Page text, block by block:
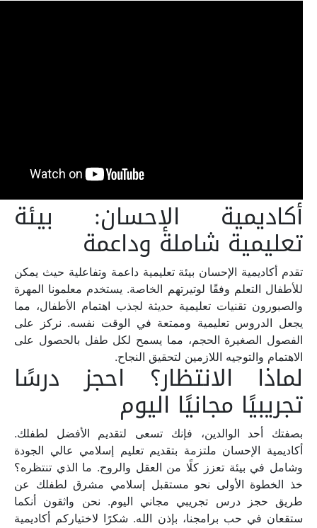
أكاديمية الإحسان: بيئة
تعليمية شاملة وداعمة
تقدم أكاديمية الإحسان بيئة تعليمية داعمة وتفاعلية حيث يمكن
للأطفال التعلم وفقًا لوتيرتهم الخاصة. يستخدم معلمونا المهرة
والصبورون تقنيات تعليمية حديثة لجذب اهتمام الأطفال، مما
يجعل الدروس تعليمية وممتعة في الوقت نفسه. نركز على
الفصول الصغيرة الحجم، مما يسمح لكل طفل بالحصول على
الاهتمام والتوجيه اللازمين لتحقيق النجاح.
لماذا الانتظار؟ احجز درسًا
تجريبيًا مجانيًا اليوم
بصفتك أحد الوالدين، فإنك تسعى لتقديم الأفضل لطفلك.
أكاديمية الإحسان ملتزمة بتقديم تعليم إسلامي عالي الجودة
وشامل في بيئة تعزز كلًا من العقل والروح. ما الذي تنتظره؟
خذ الخطوة الأولى نحو مستقبل إسلامي مشرق لطفلك عن
طريق حجز درس تجريبي مجاني اليوم. نحن واثقون أنكما
ستقعان في حب برامجنا، بإذن الله. شكرًا لاختياركم أكاديمية